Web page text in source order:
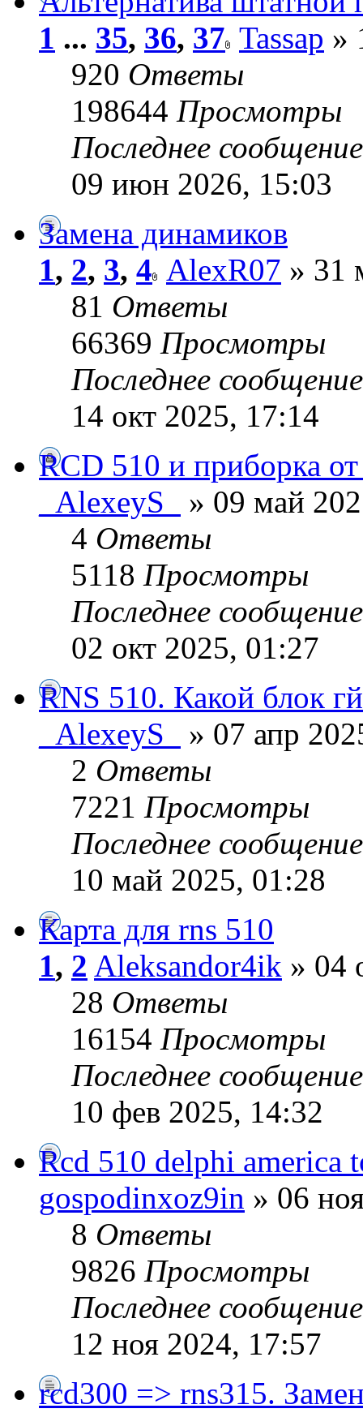
1 ... 35, 36, 37 Tassap »
920 Ответы
198644 Просмотры
Последнее
09 июн 2026, 15:03
Замена динамиков
1, 2, 3, 4 AlexR07 » 31
81 Ответы
66369 Просмотры
Последнее
14 окт 2025, 17:14
RCD 510 и приборка
_AlexeyS_
» 09 май
4 Ответы
5118 Просмотры
Последнее
02 окт 2025, 01:27
RNS 510. Какой блок
_AlexeyS_
» 07 апр
2 Ответы
7221 Просмотры
Последнее
10 май 2025, 01:28
Карта для rns 510
1, 2 Aleksandor4ik » 04
28 Ответы
16154 Просмотры
Последнее
10 фев 2025, 14:32
Rcd 510 delphi america
gospodinxoz9in » 06
8 Ответы
9826 Просмотры
Последнее
12 ноя 2024, 17:57
rcd300 => rns315.